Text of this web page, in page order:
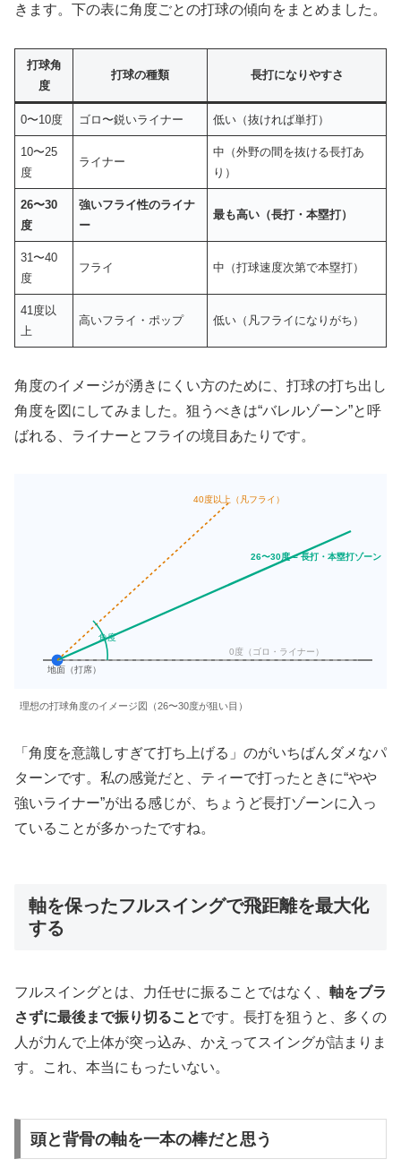
きます。下の表に角度ごとの打球の傾向をまとめました。
打球角
度
打球の種類 長打になりやすさ
0〜10度 ゴロ〜鋭いライナー 低い（抜ければ単打）
10〜25
度
ライナー
中（外野の間を抜ける長打あ
り）
26〜30
度
強いフライ性のライナ
ー
最も高い（長打・本塁打）
31〜40
度
フライ 中（打球速度次第で本塁打）
41度以
上
高いフライ・ポップ 低い（凡フライになりがち）
角度のイメージが湧きにくい方のために、打球の打ち出し
角度を図にしてみました。狙うべきは“バレルゾーン”と呼
ばれる、ライナーとフライの境目あたりです。
地面（打席）
0度（ゴロ・ライナー）
26〜30度 = 長打・本塁打ゾーン
40度以上（凡フライ）
角度
理想の打球角度のイメージ図（26〜30度が狙い目）
「角度を意識しすぎて打ち上げる」のがいちばんダメなパ
ターンです。私の感覚だと、ティーで打ったときに“やや
強いライナー”が出る感じが、ちょうど長打ゾーンに入っ
ていることが多かったですね。
軸を保ったフルスイングで飛距離を最大化
する
フルスイングとは、力任せに振ることではなく、 軸をブラ
さずに最後まで振り切ることです。長打を狙うと、多くの
人が力んで上体が突っ込み、かえってスイングが詰まりま
す。これ、本当にもったいない。
頭と背骨の軸を一本の棒だと思う